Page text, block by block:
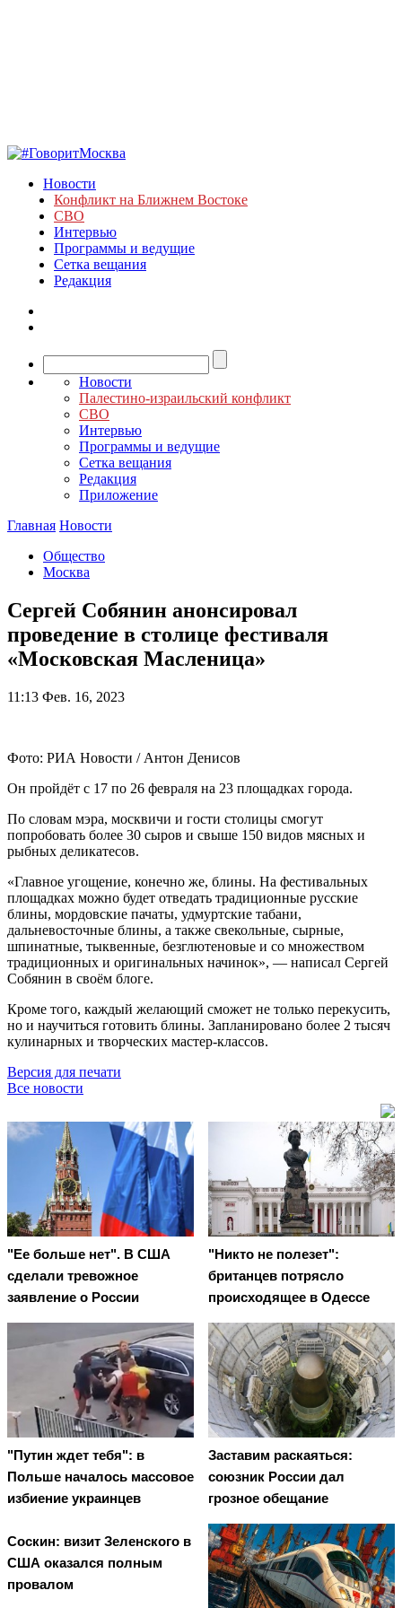
Новости
Конфликт на Ближнем Востоке
СВО
Интервью
Программы и ведущие
Сетка вещания
Редакция
Новости
Палестино-израильский конфликт
СВО
Интервью
Программы и ведущие
Сетка вещания
Редакция
Приложение
Главная Новости
Общество
Москва
Сергей Собянин анонсировал
проведение в столице фестиваля
«Московская Масленица»
11:13 Фев. 16, 2023
Фото: РИА Новости / Антон Денисов
Он пройдёт с 17 по 26 февраля на 23 площадках города.
По словам мэра, москвичи и гости столицы смогут
попробовать более 30 сыров и свыше 150 видов мясных и
рыбных деликатесов.
«Главное угощение, конечно же, блины. На фестивальных
площадках можно будет отведать традиционные русские
блины, мордовские пачаты, удмуртские табани,
дальневосточные блины, а также свекольные, сырные,
шпинатные, тыквенные, безглютеновые и со множеством
традиционных и оригинальных начинок», — написал Сергей
Собянин в своём блоге.
Кроме того, каждый желающий сможет не только перекусить,
но и научиться готовить блины. Запланировано более 2 тысяч
кулинарных и творческих мастер-классов.
Версия для печати
Все новости
"Ее больше нет". В США
сделали тревожное
заявление о России
"Никто не полезет":
британцев потрясло
происходящее в Одессе
"Путин ждет тебя": в
Польше началось массовое
избиение украинцев
Заставим раскаяться:
союзник России дал
грозное обещание
Соскин: визит Зеленского в
США оказался полным
провалом